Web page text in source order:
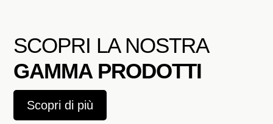
SCOPRI LA NOSTRA
GAMMA PRODOTTI
Scopri di più